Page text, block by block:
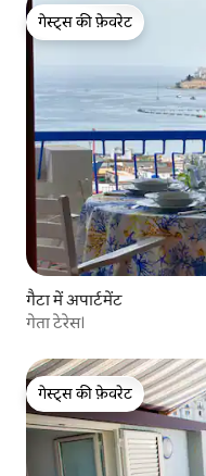
गेस्ट्स की फ़ेवरेट
गेस्ट्स की फ़ेवरेट
गैटा में अपार्टमेंट
गेता टेरेस।
गेस्ट्स की फ़ेवरेट
गेस्ट्स की फ़ेवरेट